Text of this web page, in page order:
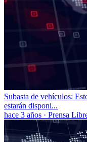
Subasta de vehículos:
estarán disponi...
hace 3 años · Prensa